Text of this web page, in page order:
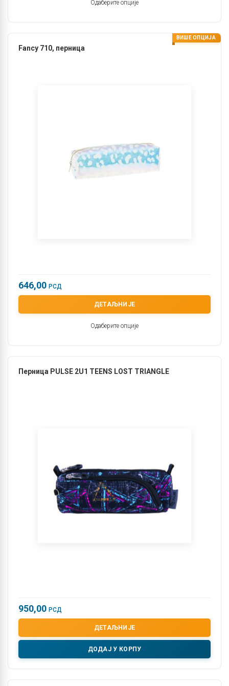
Одаберите опције
ВИШЕ ОПЦИЈА
Fancy 710, перница
646,00 РСД
ДЕТАЉНИЈЕ
Одаберите опције
Перница PULSE 2U1 TEENS LOST TRIANGLE
950,00 РСД
ДЕТАЉНИЈЕ
ДОДАЈ У КОРПУ